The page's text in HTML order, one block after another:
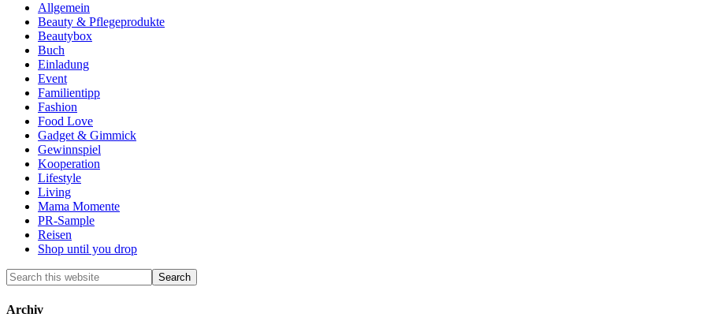
Allgemein
Beauty & Pflegeprodukte
Beautybox
Buch
Einladung
Event
Familientipp
Fashion
Food Love
Gadget & Gimmick
Gewinnspiel
Kooperation
Lifestyle
Living
Mama Momente
PR-Sample
Reisen
Shop until you drop
Archiv